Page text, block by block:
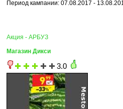
Период кампании: 07.08.2017 -
Акция - АРБУЗ
Магазин Дикси
3.0